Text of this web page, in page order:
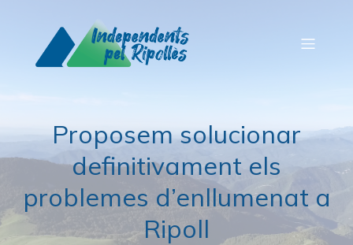
Proposem solucionar
definitivament els
problemes d’enllumenat a
Ripoll